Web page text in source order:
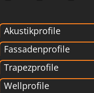
Akustikprofile
Fassadenprofile
Trapezprofile
Wellprofile